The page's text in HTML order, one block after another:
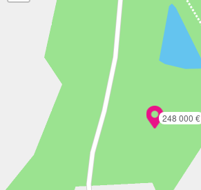
248 000 €